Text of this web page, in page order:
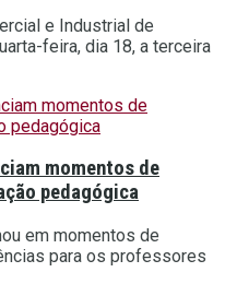
e Industrial de
feira, dia 18, a terceira
momentos de
pedagógica
em momentos de
para os professores